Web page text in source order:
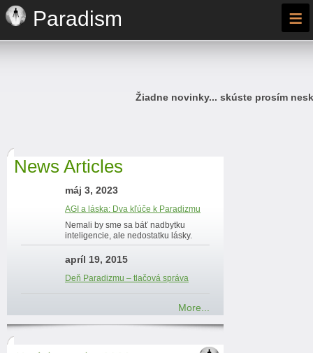
Paradism ≡
Žiadne novinky... skúste prosím
News Articles
máj 3, 2023
AGI a láska: Dva kľúče k Paradizmu
Nemali by sme sa báť nadbytku
inteligencie, ale nedostatku lásky.
apríl 19, 2015
Deň Paradizmu – tlačová správa
More...